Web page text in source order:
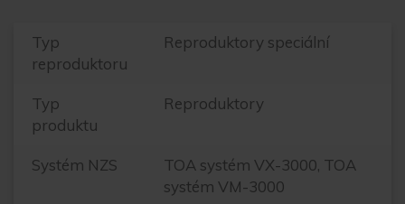
Typ
reproduktoru
Reproduktory speciální
Typ
produktu
Reproduktory
Systém NZS
TOA systém VX-3000, TOA
systém VM-3000